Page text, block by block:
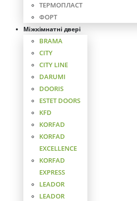
ТЕРМОПЛАСТ
ФОРТ
Міжкімнатні двері
BRAMA
CITY
CITY LINE
DARUMI
DOORIS
ESTET DOORS
KFD
KORFAD
KORFAD
EXCELLENCE
KORFAD
EXPRESS
LEADOR
LEADOR